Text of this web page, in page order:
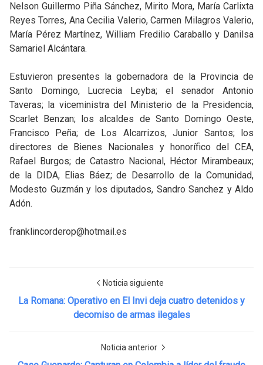
Nelson Guillermo Piña Sánchez, Mirito Mora, María Carlixta
Reyes Torres, Ana Cecilia Valerio, Carmen Milagros Valerio,
María Pérez Martínez, William Fredilio Caraballo y Danilsa
Samariel Alcántara.
Estuvieron presentes la gobernadora de la Provincia de
Santo Domingo, Lucrecia Leyba; el senador Antonio
Taveras; la viceministra del Ministerio de la Presidencia,
Scarlet Benzan; los alcaldes de Santo Domingo Oeste,
Francisco Peña; de Los Alcarrizos, Junior Santos; los
directores de Bienes Nacionales y honorífico del CEA,
Rafael Burgos; de Catastro Nacional, Héctor Mirambeaux;
de la DIDA, Elias Báez; de Desarrollo de la Comunidad,
Modesto Guzmán y los diputados, Sandro Sanchez y Aldo
Adón.
franklincorderop@hotmail.es
Noticia siguiente
La Romana: Operativo en El Invi deja cuatro detenidos y
decomiso de armas ilegales
Noticia anterior